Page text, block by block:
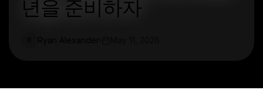
년을 준비하자